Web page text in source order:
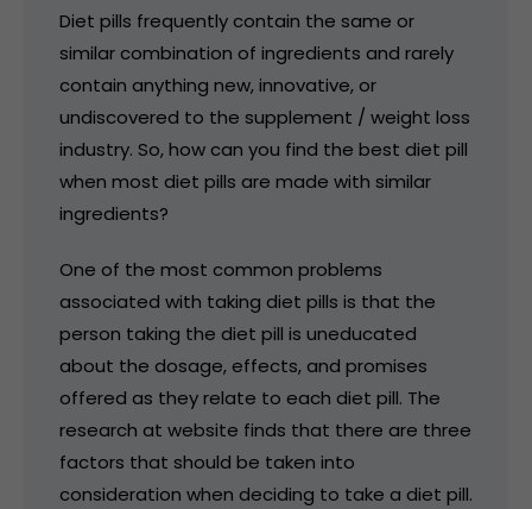
Diet pills frequently contain the same or
similar combination of ingredients and rarely
contain anything new, innovative, or
undiscovered to the supplement / weight loss
industry. So, how can you find the best diet pill
when most diet pills are made with similar
ingredients?
One of the most common problems
associated with taking diet pills is that the
person taking the diet pill is uneducated
about the dosage, effects, and promises
offered as they relate to each diet pill. The
research at website finds that there are three
factors that should be taken into
consideration when deciding to take a diet pill.